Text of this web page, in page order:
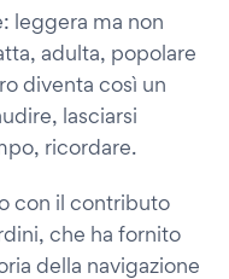
leggera ma non
adulta, popolare
diventa così un
lasciarsi
ricordare.
con il contributo
che ha fornito
della navigazione